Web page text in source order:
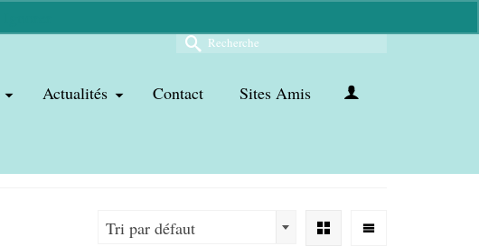
Rechercher :
Actualités Contact Sites Amis
Tri par défaut